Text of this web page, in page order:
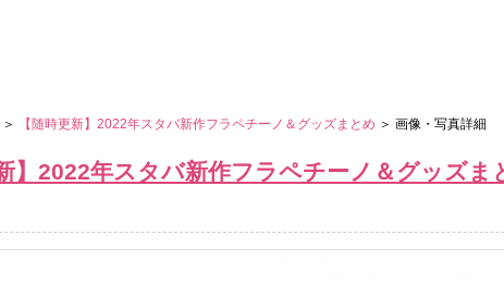
＞ 【随時更新】2022年スタバ新作フラペチーノ＆グッズまとめ ＞ 画像・写真詳細
】2022年スタバ新作フラペチーノ＆グッズま